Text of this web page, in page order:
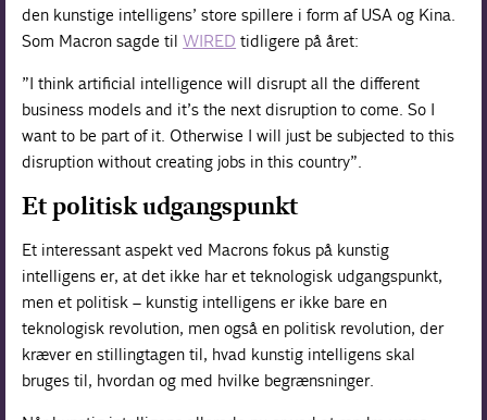
den kunstige intelligens’ store spillere i form af USA og Kina.
Som Macron sagde tilWIRED tidligere på året:
”I think artificial intelligence will disrupt all the different
business models and it’s the next disruption to come. So I
want to be part of it. Otherwise I will just be subjected to this
disruption without creating jobs in this country”.
Et politisk udgangspunkt
Et interessant aspekt ved Macrons fokus på kunstig
intelligens er, at det ikke har et teknologisk udgangspunkt,
men et politisk – kunstig intelligens er ikke bare en
teknologisk revolution, men også en politisk revolution, der
kræver en stillingtagen til, hvad kunstig intelligens skal
bruges til, hvordan og med hvilke begrænsninger.